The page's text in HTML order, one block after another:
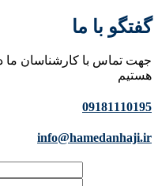
گفتگو با ما
جهت تماس با کارشناسان ما
هستیم
09181110195
info@hamedanhaji.ir